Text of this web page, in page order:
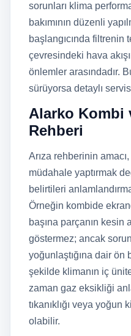
sorunları klima
bakımının düzenli
başlangıcında
çevresindeki hava
önlemler arasındadır.
sürüyorsa detaylı
Alarko Kombi
Rehberi
Arıza rehberinin
müdahale yaptırmak
belirtileri
Örneğin kombide
başına parçanın kesin
göstermez; ancak
yoğunlaştığına dair
şekilde klimanın iç
zaman gaz eksikliği
tıkanıklığı veya
olabilir.